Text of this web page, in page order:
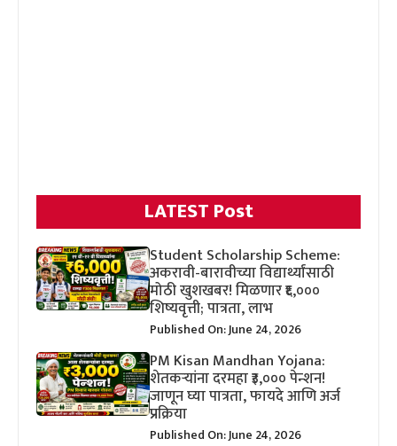
LATEST Post
Student Scholarship Scheme:
अकरावी-बारावीच्या विद्यार्थ्यांसाठी
मोठी खुशखबर! मिळणार ₹६,०००
शिष्यवृत्ती; पात्रता, लाभ
Published On: June 24, 2026
PM Kisan Mandhan Yojana:
शेतकऱ्यांना दरमहा ₹३,००० पेन्शन!
जाणून घ्या पात्रता, फायदे आणि अर्ज
प्रक्रिया
Published On: June 24, 2026